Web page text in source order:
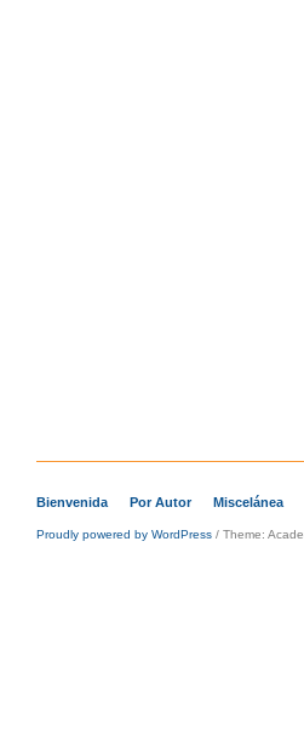
Bienvenida Por Autor Miscelánea
Proudly powered by WordPress / Theme: